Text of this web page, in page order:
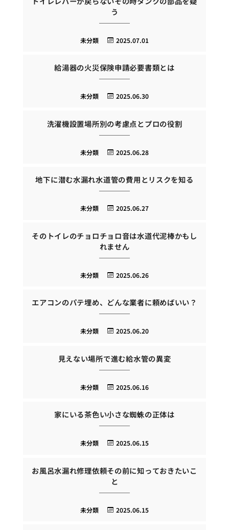
う
2025.07.01
未分類
給湯器の火災保険申請必要書類とは
2025.06.30
未分類
洗濯機設置場所別の考慮点とプロの役割
2025.06.28
未分類
地下に潜む水漏れ水道管の費用とリスクを知る
2025.06.27
未分類
そのトイレのチョロチョロ音は水道代泥棒かもし
れません
2025.06.26
未分類
エアコンのパテ埋め、どんな業者に頼めばいい？
2025.06.20
未分類
見えない場所で進む給水管の異変
2025.06.16
未分類
家にいる茶色い小さな蜘蛛の正体は
2025.06.15
未分類
お風呂水漏れ修理依頼その前に知っておきたいこ
と
2025.06.15
未分類